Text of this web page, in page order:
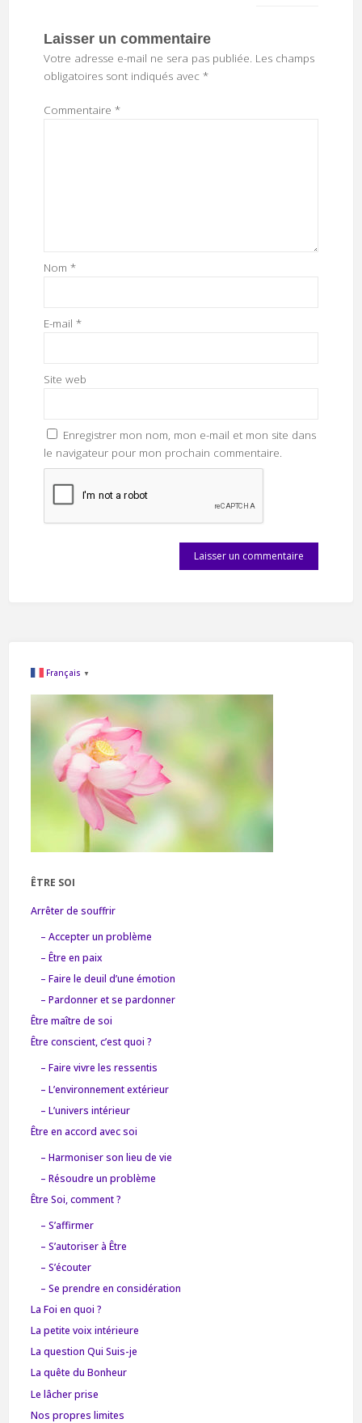
Laisser un commentaire
Votre adresse e-mail ne sera pas publiée. Les champs
obligatoires sont indiqués avec *
Commentaire *
Nom *
E-mail *
Site web
Enregistrer mon nom, mon e-mail et mon site dans
le navigateur pour mon prochain commentaire.
Français ▼
ÊTRE SOI
Arrêter de souffrir
– Accepter un problème
– Être en paix
– Faire le deuil d’une émotion
– Pardonner et se pardonner
Être maître de soi
Être conscient, c’est quoi ?
– Faire vivre les ressentis
– L’environnement extérieur
– L’univers intérieur
Être en accord avec soi
– Harmoniser son lieu de vie
– Résoudre un problème
Être Soi, comment ?
– S’affirmer
– S’autoriser à Être
– S’écouter
– Se prendre en considération
La Foi en quoi ?
La petite voix intérieure
La question Qui Suis-je
La quête du Bonheur
Le lâcher prise
Nos propres limites